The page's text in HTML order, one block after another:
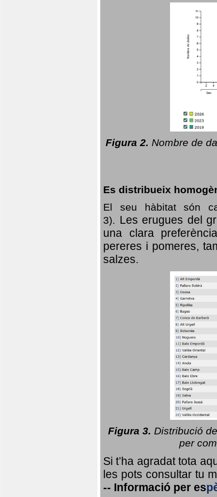
Figura 2. Nombre de
Es distribueix
El seu hàbitat són
3). Les erugues del
una clara
pereres i pomeres,
salzes.
Figura 3. Distribució
per
Si t’ha agradat tota
les pots consultar tu
-- Informació per es